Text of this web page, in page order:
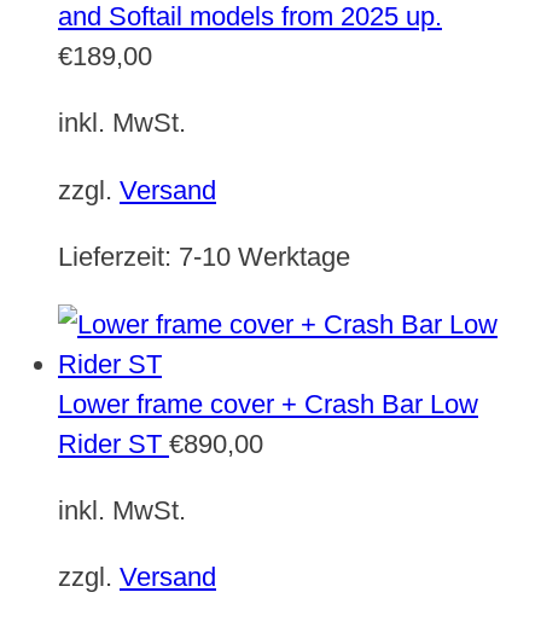
and Softail models from 2025 up.
€189,00
inkl. MwSt.
zzgl. Versand
Lieferzeit: 7-10 Werktage
Lower frame cover + Crash Bar Low
Rider ST €890,00
inkl. MwSt.
zzgl. Versand